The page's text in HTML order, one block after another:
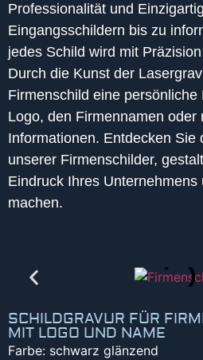
Professionalität und
Eingangsschildern bis zu
jedes Schild wird mit
Durch die Kunst der
Firmenschild eine
Logo, den Firmennamen oder
Informationen. Entdecken Sie
unserer Firmenschilder,
Eindruck Ihres Unternehmens
machen.
SCHILDGRAVUR FÜR
MIT LOGO UND NAME
Farbe: schwarz glänzend